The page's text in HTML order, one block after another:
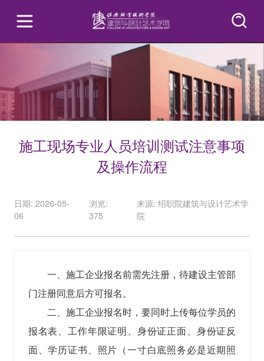
施工现场专业人员培训测试注意事项
及操作流程
日期: 2026-05-
06
浏览:
375
来源: 绍职院建筑与设计艺术学
院
一、施工企业报名前需先注册，待建设主管部
门注册同意后方可报名。
二、施工企业报名时，要同时上传每位学员的
报名表、工作年限证明、身份证正面、身份证反
面、学历证书、照片（一寸白底照务必是近期照